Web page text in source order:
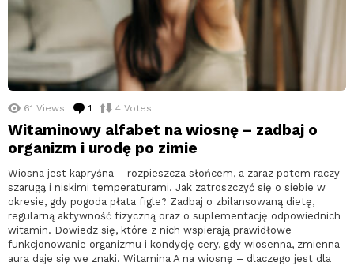
61 Views 1 komentarz
4 Votes
Witaminowy alfabet na wiosnę – zadbaj o
organizm i urodę po zimie
Wiosna jest kapryśna – rozpieszcza słońcem, a zaraz potem raczy
szarugą i niskimi temperaturami. Jak zatroszczyć się o siebie w
okresie, gdy pogoda płata figle? Zadbaj o zbilansowaną dietę,
regularną aktywność fizyczną oraz o suplementację odpowiednich
witamin. Dowiedz się, które z nich wspierają prawidłowe
funkcjonowanie organizmu i kondycję cery, gdy wiosenna, zmienna
aura daje się we znaki. Witamina A na wiosnę – dlaczego jest dla